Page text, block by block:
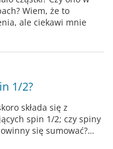
Wiem, że to
ale ciekawi mnie
1/2?
składa się z
spin 1/2; czy spiny
się sumować?…